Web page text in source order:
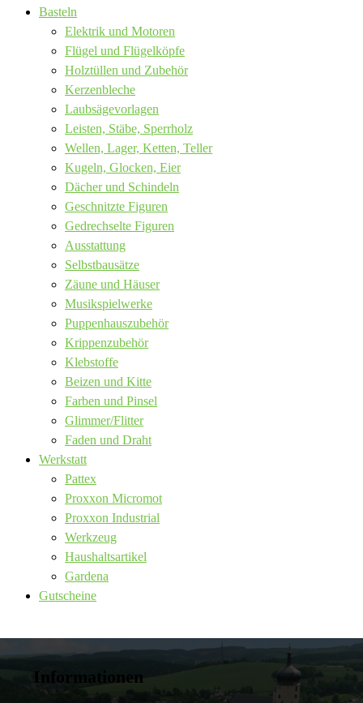
Basteln
Elektrik und Motoren
Flügel und Flügelköpfe
Holztüllen und Zubehör
Kerzenbleche
Laubsägevorlagen
Leisten, Stäbe, Sperrholz
Wellen, Lager, Ketten, Teller
Kugeln, Glocken, Eier
Dächer und Schindeln
Geschnitzte Figuren
Gedrechselte Figuren
Ausstattung
Selbstbausätze
Zäune und Häuser
Musikspielwerke
Puppenhauszubehör
Krippenzubehör
Klebstoffe
Beizen und Kitte
Farben und Pinsel
Glimmer/Flitter
Faden und Draht
Werkstatt
Pattex
Proxxon Micromot
Proxxon Industrial
Werkzeug
Haushaltsartikel
Gardena
Gutscheine
Informationen